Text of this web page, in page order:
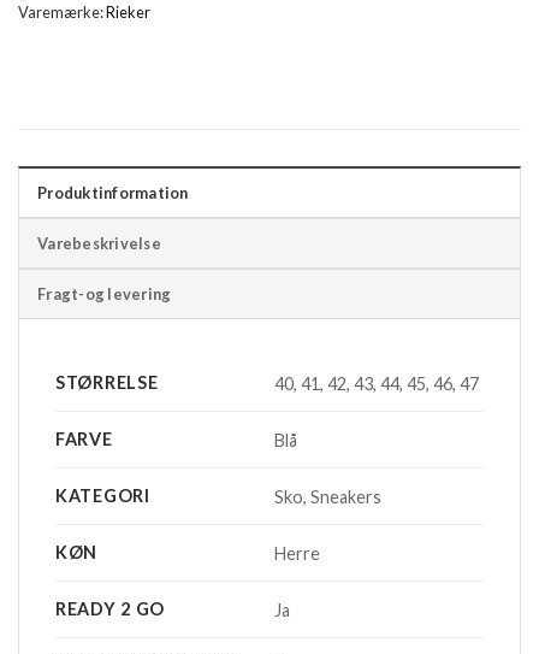
Varemærke:Rieker
Produktinformation
Varebeskrivelse
Fragt-og levering
STØRRELSE 40, 41, 42, 43, 44, 45, 46, 47
FARVE Blå
KATEGORI Sko, Sneakers
KØN Herre
READY 2 GO Ja